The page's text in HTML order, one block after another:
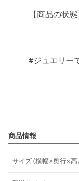
【商品の状
#ジュエリー
商品情報
サイズ (横幅×奥行×高